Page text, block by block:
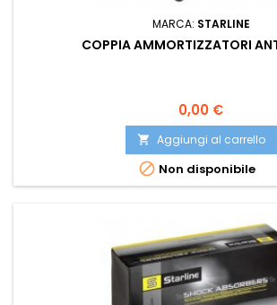
MARCA: STARLINE
COPPIA AMMORTIZZATORI
Prezzo
0,00 €
 Aggiungi al carrello
 Non disponibile